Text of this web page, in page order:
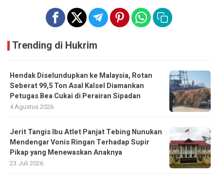
Trending di Hukrim
Hendak Diselundupkan ke Malaysia, Rotan
Seberat 99,5 Ton Asal Kalsel Diamankan
Petugas Bea Cukai di Perairan Sipadan
4 Agustus 2026
Jerit Tangis Ibu Atlet Panjat Tebing Nunukan
Mendengar Vonis Ringan Terhadap Supir
Pikap yang Menewaskan Anaknya
23 Juli 2026